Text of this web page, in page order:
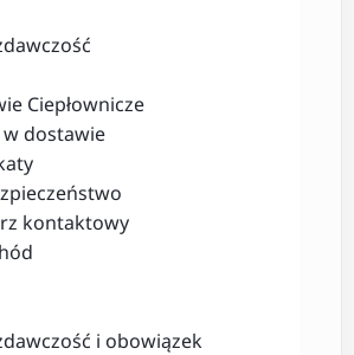
Ciepłownicze
dostawie
kontaktowy
i obowiązek